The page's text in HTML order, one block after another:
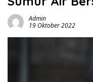
Admin
19 Oktober 2022